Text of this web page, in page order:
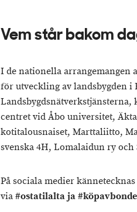
Vem står bakom
I de nationella arrangemangen
för utveckling av landsbygden i
centret vid Åbo universitet,
kotitalousnaiset, Marttaliitto,
svenska 4H, Lomalaidun ry
På sociala medier
via#ostatilalta ja